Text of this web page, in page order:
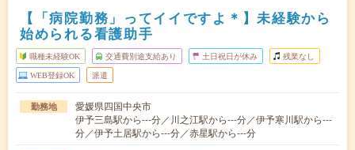
【「病院勤務」ってイイですよ＊】未経験から
始められる看護助手
職種未経験OK 交通費別途支給あり 土日祝日が休み 残業なし
WEB登録OK 派遣
勤務地
愛媛県四国中央市
伊予三島駅から---分／川之江駅から---分／伊予寒川駅から---
分／伊予土居駅から---分／赤星駅から---分